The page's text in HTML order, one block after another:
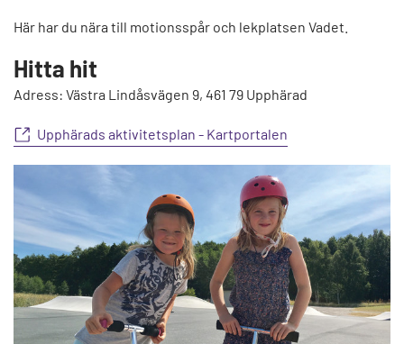
Här har du nära till motionsspår och lekplatsen Vadet.
Hitta hit
Adress: Västra Lindåsvägen 9, 461 79 Upphärad
Upphärads aktivitetsplan - Kartportalen